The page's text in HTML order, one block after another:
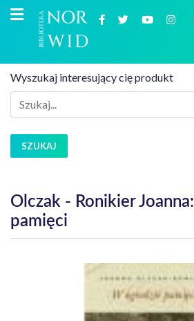
Wyszukaj interesujący cię produkt
SZUKAJ
Olczak - Ronikier
pamięci